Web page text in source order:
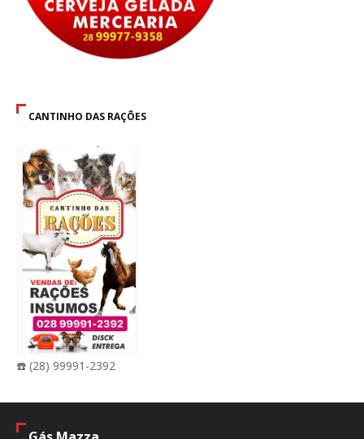
CANTINHO DAS RAÇÕES
☎️ (28) 99991-2392